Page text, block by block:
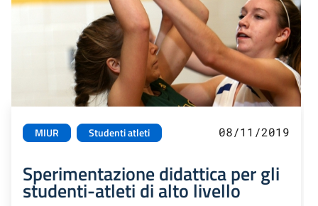
MIUR Studenti atleti 08/11/2019
Sperimentazione didattica per gli
studenti-atleti di alto livello